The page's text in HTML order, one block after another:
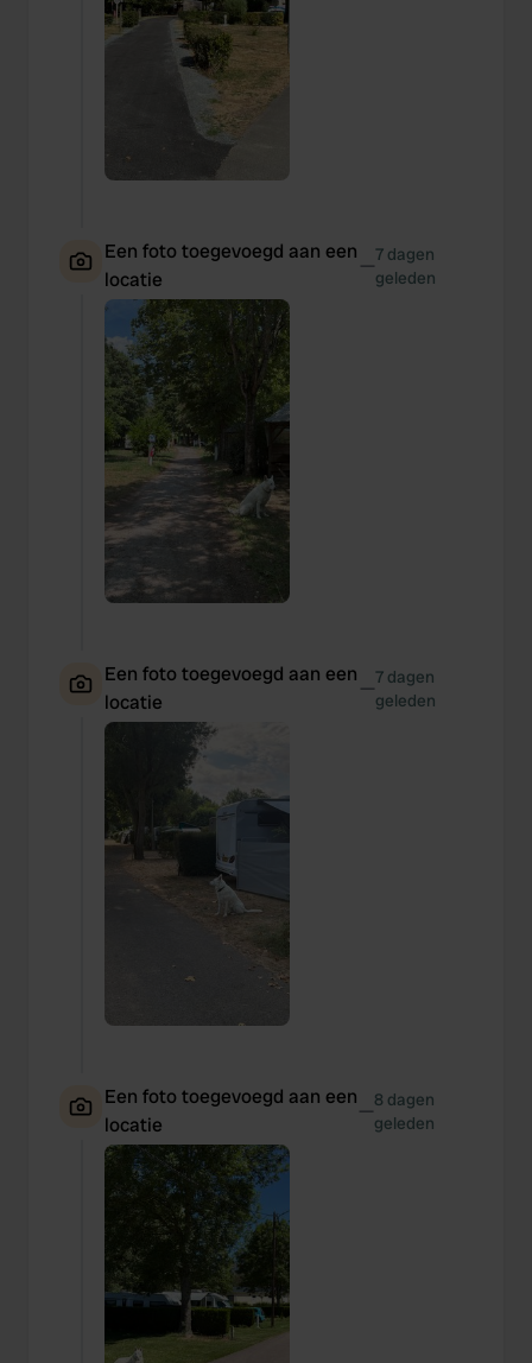
Een foto toegevoegd aan een
locatie
—7 dagen
geleden
Een foto toegevoegd aan een
locatie
—7 dagen
geleden
Een foto toegevoegd aan een
locatie
—8 dagen
geleden